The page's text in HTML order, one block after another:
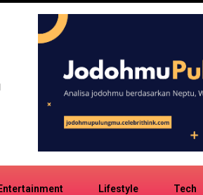
Lifestyle Tech